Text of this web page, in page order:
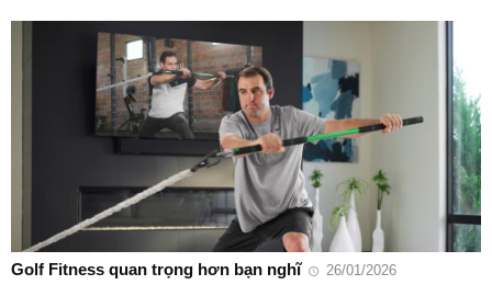
Golf Fitness quan trọng hơn bạn nghĩ 26/01/2026